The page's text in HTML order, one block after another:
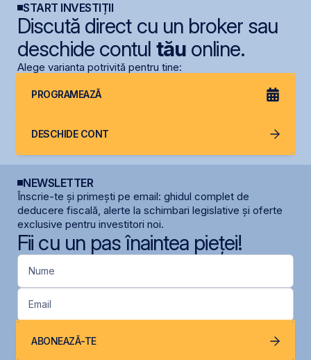
START INVESTIȚII
Discută direct cu un broker sau
deschide contul tăuonline.
Alege varianta potrivită pentru tine:
PROGRAMEAZĂ
DESCHIDE CONT
NEWSLETTER
Înscrie-te și primești pe email: ghidul complet de
deducere fiscală, alerte la schimbari legislative și oferte
exclusive pentru investitori noi.
Fii cu un pas înaintea pieței!
Nume
Email
ABONEAZĂ-TE